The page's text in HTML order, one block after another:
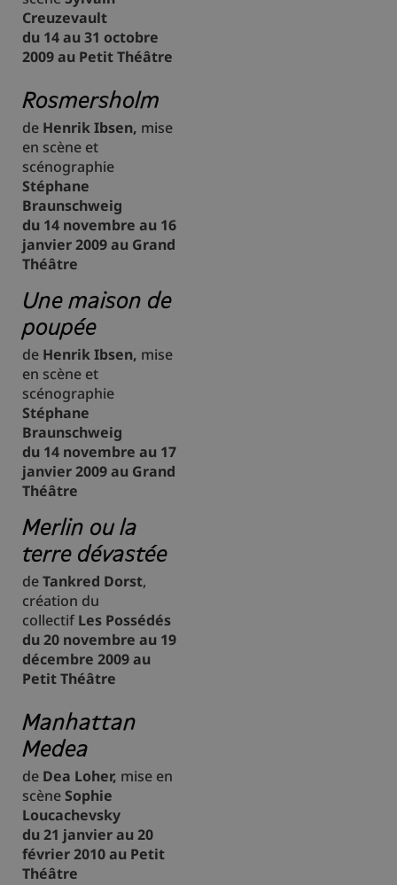
Creuzevault
du 14 au 31 octobre
2009 au Petit Théâtre
Rosmersholm
de Henrik Ibsen, mise
en scène et
scénographie
Stéphane
Braunschweig
du 14 novembre au 16
janvier 2009 au Grand
Théâtre
Une maison de
poupée
de Henrik Ibsen, mise
en scène et
scénographie
Stéphane
Braunschweig
du 14 novembre au 17
janvier 2009 au Grand
Théâtre
Merlin ou la
terre dévastée
deTankred Dorst,
création du
collectifLes Possédés
du 20 novembre au 19
décembre 2009 au
Petit Théâtre
Manhattan
Medea
de Dea Loher, mise en
scèneSophie
Loucachevsky
du 21 janvier au 20
février 2010 au Petit
Théâtre